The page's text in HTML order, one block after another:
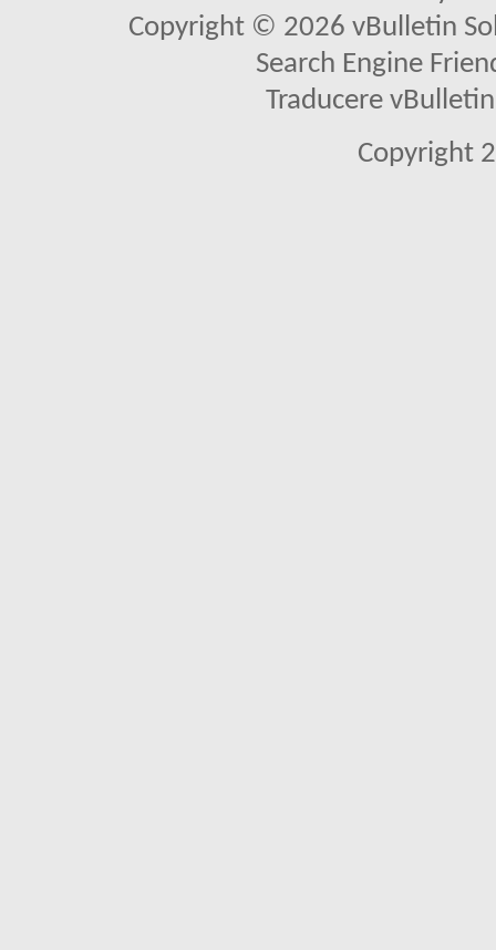
Copyright © 2026 vBulletin
Search Engine
Traducere
Copyright